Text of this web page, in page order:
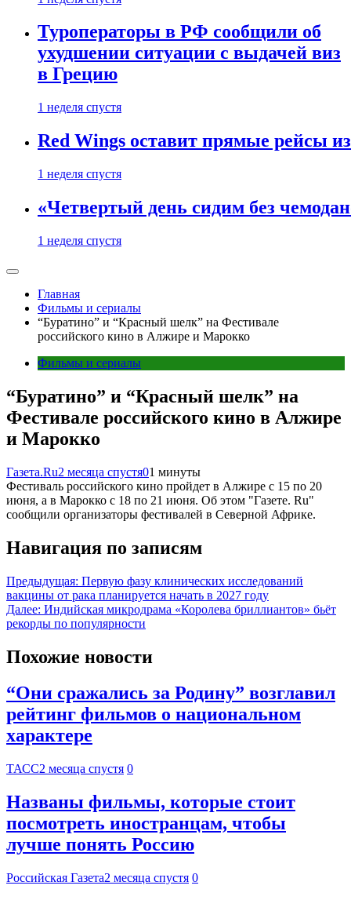
Туроператоры в РФ сообщили об
ухудшении ситуации с выдачей виз
в Грецию
1 неделя спустя
Red Wings оставит прямые рейсы
1 неделя спустя
«Четвертый день сидим без
1 неделя спустя
Главная
Фильмы и сериалы
“Буратино” и “Красный шелк” на Фестивале
российского кино в Алжире и Марокко
Фильмы и сериалы
“Буратино” и “Красный шелк” на
Фестивале российского кино в Алжире
и Марокко
Газета.Ru2 месяца спустя01 минуты
Фестиваль российского кино пройдет в Алжире с 15 по 20
июня, а в Марокко с 18 по 21 июня. Об этом "Газете. Ru"
сообщили организаторы фестивалей в Северной Африке.
Навигация по записям
Предыдущая: Первую фазу клинических исследований
вакцины от рака планируется начать в 2027 году
Далее: Индийская микродрама «Королева бриллиантов» бьёт
рекорды по популярности
Похожие новости
“Они сражались за Родину” возглавил
рейтинг фильмов о национальном
характере
ТАСС2 месяца спустя 0
Названы фильмы, которые стоит
посмотреть иностранцам, чтобы
лучше понять Россию
Российская Газета2 месяца спустя 0